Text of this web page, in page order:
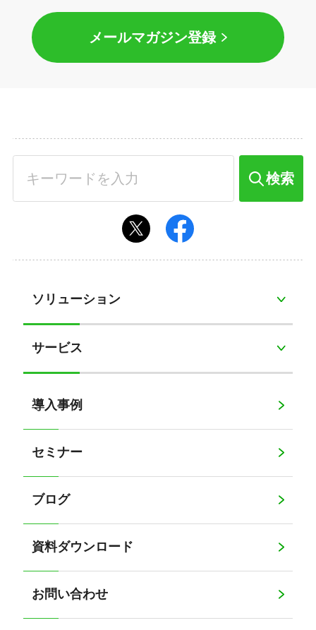
メールマガジン登録
検索
ソリューション
サービス
導入事例
セミナー
ブログ
資料ダウンロード
お問い合わせ